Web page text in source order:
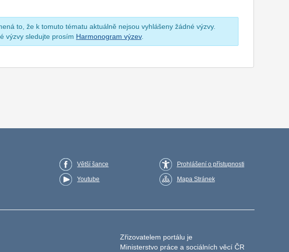
to, že k tomuto tématu aktuálně nejsou vyhlášeny žádné výzvy.
výzvy sledujte prosím Harmonogram výzev.
Větší šance
Youtube
Prohlášení o přístupnosti
Mapa Stránek
Zřizovatelem portálu je
Ministerstvo práce a sociálních věcí ČR